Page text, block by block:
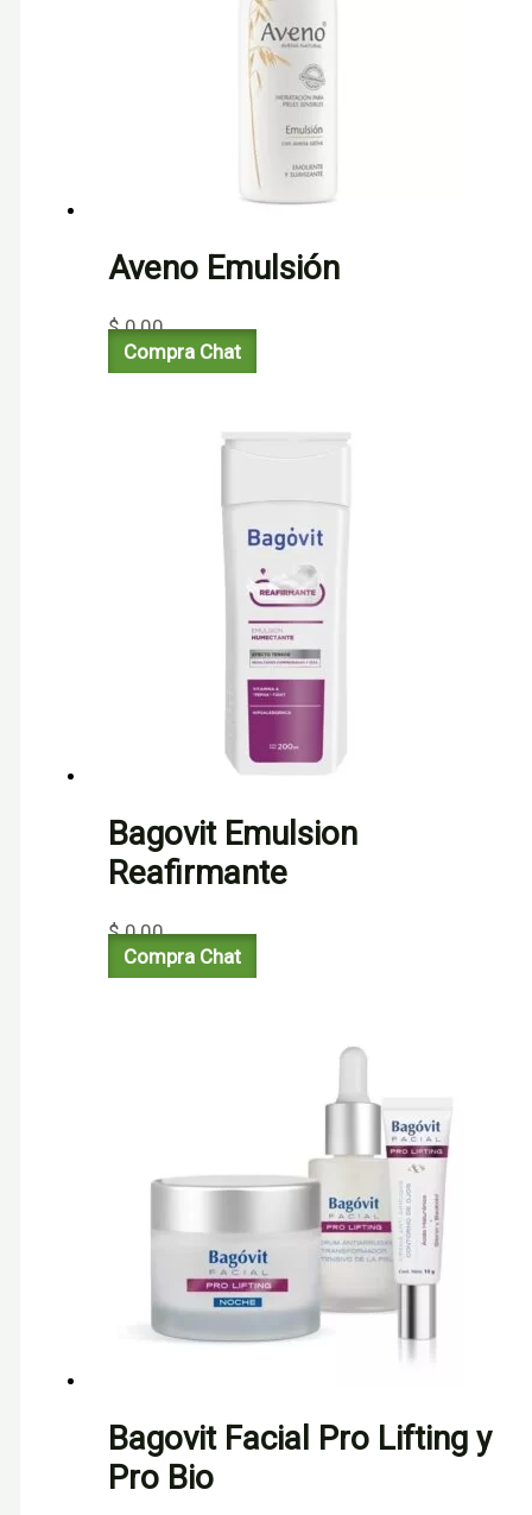
Aveno Emulsión
$0,00
Compra Chat
Bagovit Emulsion
Reafirmante
$0,00
Compra Chat
Bagovit Facial Pro Lifting y
Pro Bio